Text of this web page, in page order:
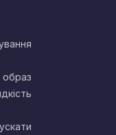
образ